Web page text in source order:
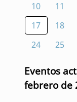
10
11
17
18
24
25
Eventos
febrero de